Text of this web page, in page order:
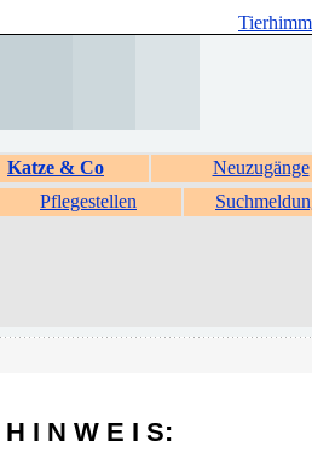
Katze & Co Neuzugänge
Pflegestellen
H I N W E I S: